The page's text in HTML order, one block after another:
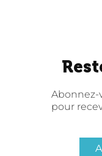
Abonnez-
pour